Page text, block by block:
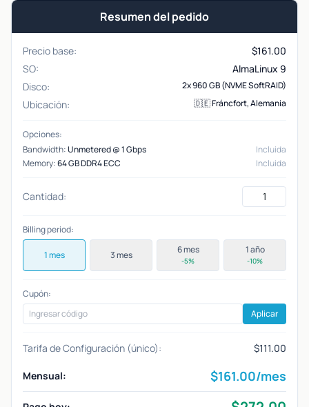
Resumen del pedido
Precio base: $161.00
SO:
AlmaLinux 9
Disco:
2x 960 GB (NVME SoftRAID)
Ubicación: 🇩🇪 Fráncfort, Alemania
Opciones:
Bandwidth:Unmetered @ 1 Gbps
Incluida
Memory:64 GB DDR4 ECC Incluida
Cantidad:
Billing period:
1 mes 3 mes 6 mes
-5%
1 año
-10%
Cupón:
Aplicar
Tarifa de Configuración (único): $111.00
Mensual: $161.00/mes